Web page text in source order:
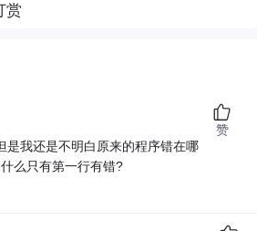
赏
是我还是不明白原来的程序错在哪
么只有第一行有错?
赞